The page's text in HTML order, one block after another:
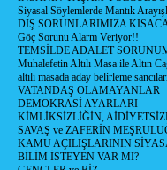
Siyasal Söylemlerde Mantık
DIŞ SORUNLARIMIZA
Göç Sorunu Alarm Veriyor!!
TEMSİLDE ADALET
Muhalefetin Altılı Masa ile Altın
altılı masada aday belirleme
VATANDAŞ OLAMAYANLAR
DEMOKRASİ AYARLARI
KİMLİKSİZLİĞİN,
SAVAŞ ve ZAFERİN
KAMU AÇILIŞLARININ
BİLİM İSTEYEN VAR MI?